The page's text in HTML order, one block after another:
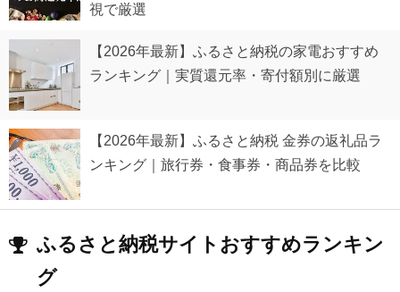
視で厳選
【2026年最新】ふるさと納税の家電おすすめ
ランキング｜実質還元率・寄付額別に厳選
【2026年最新】ふるさと納税 金券の返礼品ラ
ンキング｜旅行券・食事券・商品券を比較
ふるさと納税サイトおすすめランキン
グ